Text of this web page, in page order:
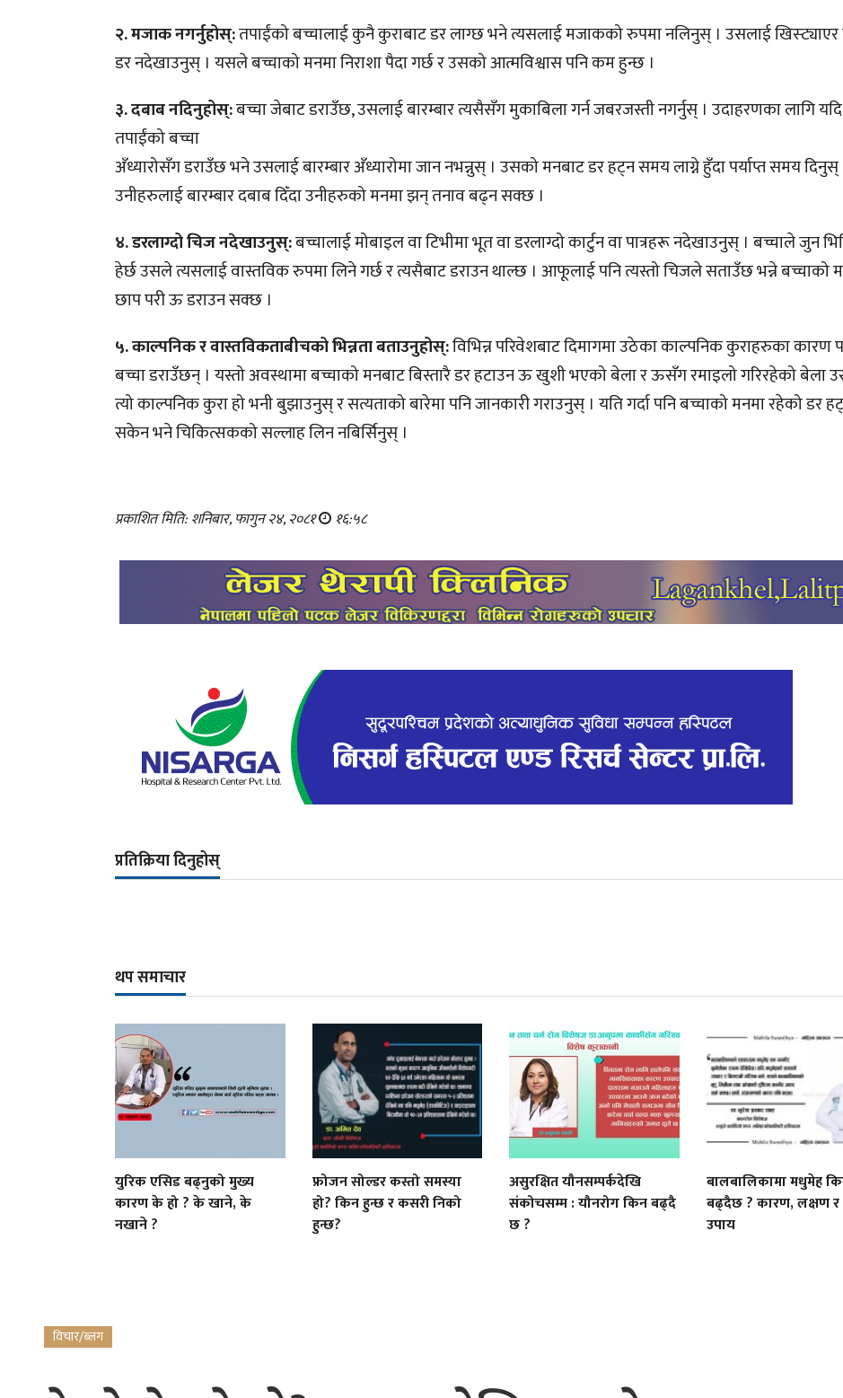
२. मजाक नगर्नुहोस्:तपाईंको बच्चालाई कुनै कुराबाट डर लाग्छ भने त्यसलाई मजाकको रुपमा नलिनुस् । उसलाई
डर नदेखाउनुस् । यसले बच्चाको मनमा निराशा पैदा गर्छ र उसको आत्मविश्वास पनि कम हुन्छ ।
३. दबाब नदिनुहोस्:बच्चा जेबाट डराउँछ, उसलाई बारम्बार त्यसैसँग मुकाबिला गर्न जबरजस्ती नगर्नुस् । उदाहरणका लागि यदि
तपाईंको बच्चा
अँध्यारोसँग डराउँछ भने उसलाई बारम्बार अँध्यारोमा जान नभन्नुस् । उसको मनबाट डर हट्न समय लाग्ने हुँदा पर्याप्त समय दिनुस्
उनीहरुलाई बारम्बार दबाब दिँदा उनीहरुको मनमा झन् तनाव बढ्न सक्छ ।
४. डरलाग्दो चिज नदेखाउनुस्:बच्चालाई मोबाइल वा टिभीमा भूत वा डरलाग्दो कार्टुन वा पात्रहरू नदेखाउनुस् । बच्चाले जुन
हेर्छ उसले त्यसलाई वास्तविक रुपमा लिने गर्छ र त्यसैबाट डराउन थाल्छ । आफूलाई पनि त्यस्तो चिजले सताउँछ भन्ने बच्चाको
छाप परी ऊ डराउन सक्छ ।
५. काल्पनिक र वास्तविकताबीचको भिन्नता बताउनुहोस्:विभिन्न परिवेशबाट दिमागमा उठेका काल्पनिक कुराहरुका कारण
बच्चा डराउँछन् । यस्तो अवस्थामा बच्चाको मनबाट बिस्तारै डर हटाउन ऊ खुशी भएको बेला र ऊसँग रमाइलो गरिरहेको बेला
त्यो काल्पनिक कुरा हो भनी बुझाउनुस् र सत्यताको बारेमा पनि जानकारी गराउनुस् । यति गर्दा पनि बच्चाको मनमा रहेको डर
सकेन भने चिकित्सकको सल्लाह लिन नबिर्सिनुस् ।
प्रकाशित मिति: शनिबार, फागुन २४, २०८१ १६:५८
प्रतिक्रिया दिनुहोस्
थप समाचार
युरिक एसिड बढ्नुको मुख्य
कारण के हो ? के खाने, के
नखाने ?
फ्रोजन सोल्डर कस्तो समस्या
हो? किन हुन्छ र कसरी निको
हुन्छ?
असुरक्षित यौनसम्पर्कदेखि
संकोचसम्म : यौनरोग किन बढ्दै
छ ?
बालबालिकामा मधुमेह
बढ्दैछ ? कारण, लक्षण र
उपाय
विचार/ब्लग